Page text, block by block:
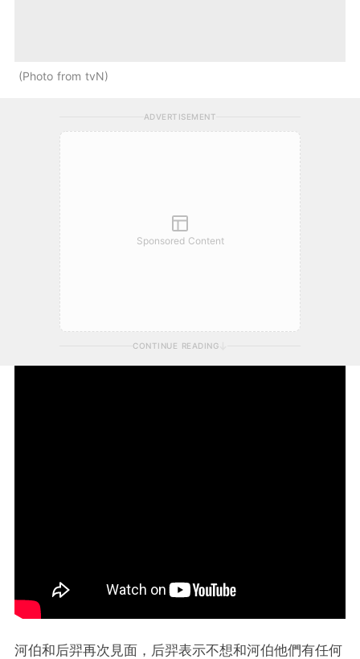
Photo from tvN
ADVERTISEMENT
Sponsored Content
CONTINUE READING
河伯和后羿再次見面，后羿表示不想和河伯他們有任何